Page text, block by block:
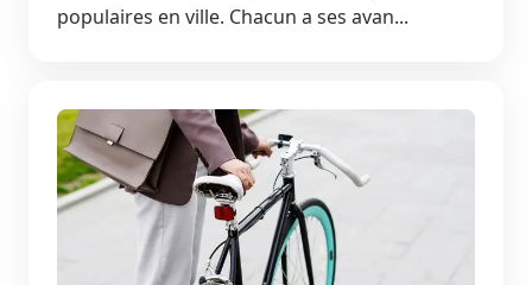
populaires en ville. Chacun a ses avan...